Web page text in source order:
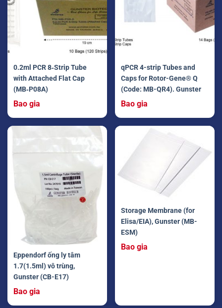
0.2ml PCR 8‐Strip Tube
with Attached Flat Cap
(MB‐P08A)
Bao gia
qPCR 4-strip Tubes and
Caps for Rotor-Gene® Q
(Code: MB-QR4). Gunster
Bao gia
Eppendorf ống ly tâm
1.7(1.5ml) vô trùng,
Gunster (CB-E17)
Bao gia
Storage Membrane (for
Elisa/EIA), Gunster (MB-
ESM)
Bao gia